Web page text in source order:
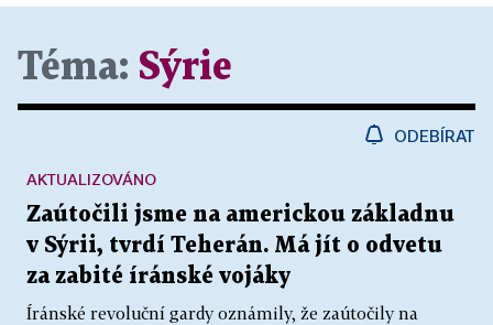
Téma: Sýrie
ODEBÍRAT
Zaútočili jsme na americkou základnu
v Sýrii, tvrdí Teherán. Má jít o odvetu
za zabité íránské vojáky
Íránské revoluční gardy oznámily, že zaútočily na
AKTUALIZOVÁNO